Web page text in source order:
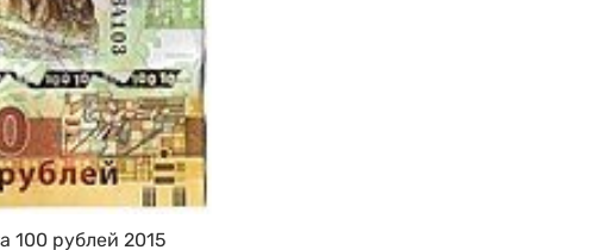
100 рублей 2015